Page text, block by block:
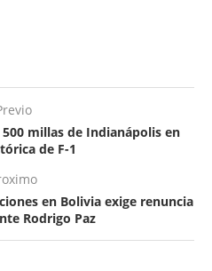
millas de Indianápolis en
de F-1
en Bolivia exige renuncia
Rodrigo Paz